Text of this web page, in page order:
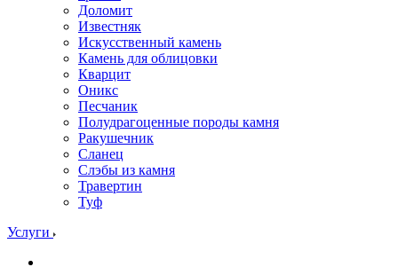
Доломит
Известняк
Искусственный камень
Камень для облицовки
Кварцит
Оникс
Песчаник
Полудрагоценные породы камня
Ракушечник
Сланец
Слэбы из камня
Травертин
Туф
Услуги